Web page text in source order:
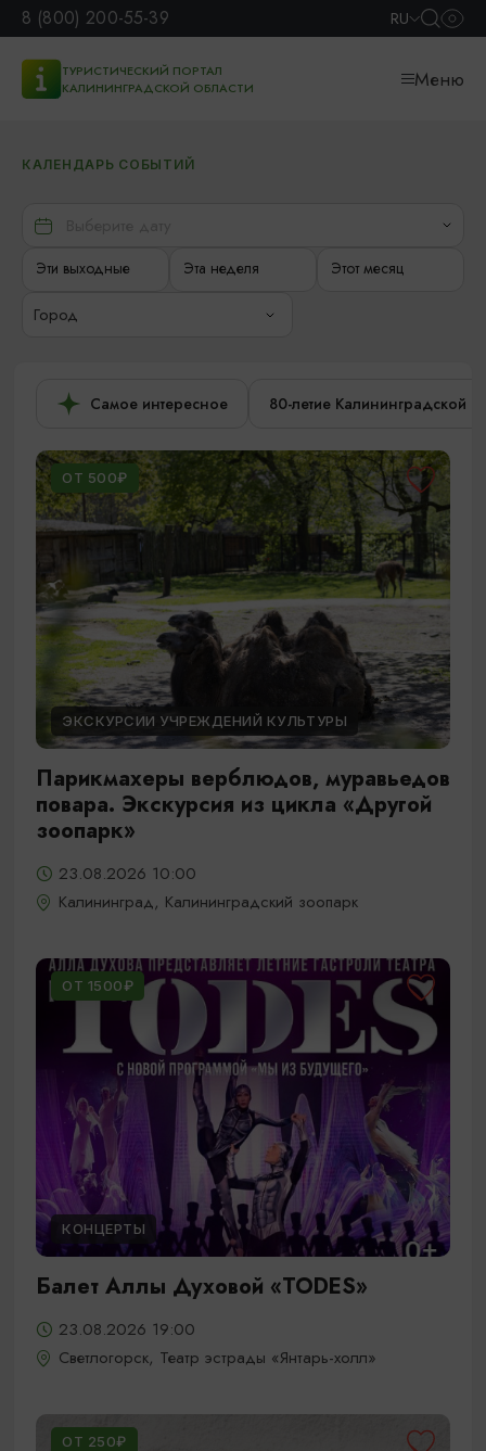
8 (800) 200-55-39 RU
ТУРИСТИЧЕСКИЙ ПОРТАЛ
КАЛИНИНГРАДСКОЙ ОБЛАСТИ
Меню
КАЛЕНДАРЬ СОБЫТИЙ
Эти выходные Эта неделя Этот месяц
Город
Самое интересное 80-летие Калининградской
ОТ 500₽
ЭКСКУРСИИ УЧРЕЖДЕНИЙ КУЛЬТУРЫ
Парикмахеры верблюдов, муравьедов
повара. Экскурсия из цикла «Другой
зоопарк»
23.08.2026 10:00
Калининград, Калининградский зоопарк
ОТ 1500₽
КОНЦЕРТЫ
Балет Аллы Духовой «TODES»
23.08.2026 19:00
Светлогорск, Театр эстрады «Янтарь-холл»
ОТ 250₽